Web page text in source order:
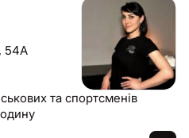
54А
та спортсменів